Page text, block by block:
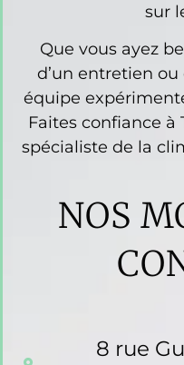
sur
Que vous ayez
d’un entretien ou
équipe
Faites confiance à
spécialiste de la
NOS
8 rue